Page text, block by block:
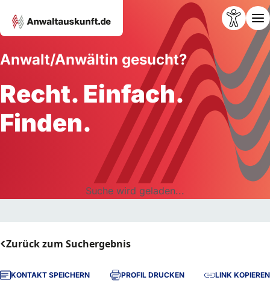
Anwalt/Anwältin gesucht?
Recht. Einfach.
Finden.
Suche wird geladen...
Zurück zum Suchergebnis
KONTAKT SPEICHERN PROFIL DRUCKEN LINK KOPIEREN